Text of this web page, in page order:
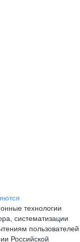
технологии
систематизации
пользователей
Российской